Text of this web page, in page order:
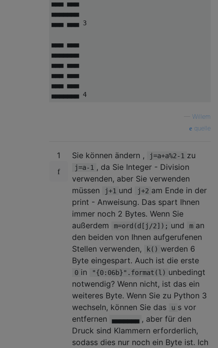
▄▄▄ ▄▄▄
▄▄▄▄▄▄▄
▄▄▄ ▄▄▄ 3
▄▄▄ ▄▄▄
▄▄▄▄▄▄▄
▄▄▄ ▄▄▄
▄▄▄ ▄▄▄
▄▄▄ ▄▄▄
Willem
quelle
1 Sie können ändern , j=a+a%2-1 zu
j=a-1 , da Sie Integer - Division
verwenden, aber Sie verwenden
müssen
j+1 und j+2 am Ende in der
print - Anweisung. Das spart Ihnen
immer noch 2 Bytes. Wenn Sie
außerdem
m=ord(d[j/2]); und m an
den beiden von Ihnen aufgerufenen
Stellen verwenden,
k() werden 6
Byte eingespart. Auch ist die erste
0 in "{0:06b}".format(l) unbedingt
notwendig? Wenn nicht, ist das ein
weiteres Byte. Wenn Sie zu Python 3
wechseln, können Sie das
u s vor
entfernen
▄▄▄▄▄▄▄ , aber für den
Druck sind Klammern erforderlich,
sodass dies nur noch ein Byte ist. Ich